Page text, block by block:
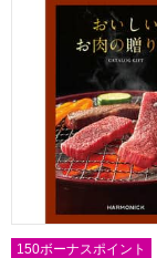
おいしいお肉の
150ボーナスポイント